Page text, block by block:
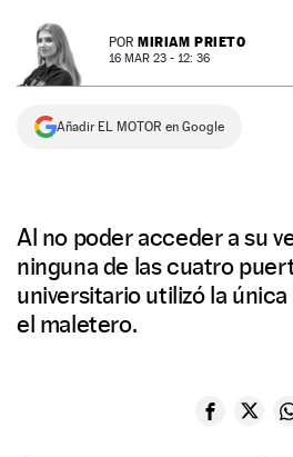
POR MIRIAM PRIETO
16 MAR 23 - 12: 36
Añadir EL MOTOR en Google
Al no poder acceder a su
ninguna de las cuatro
universitario utilizó la única
el maletero.